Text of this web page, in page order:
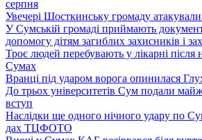
серпня
Увечері Шосткинську громаду
У Сумській громаді приймають
допомогу дітям загиблих захисників і
Троє людей перебувають у лікарні
Сумах
Вранці під ударом ворога опинилася
До трьох університетів Сум подали
вступ
Наслідки ще одного нічного удару по
дах ТЦФОТО